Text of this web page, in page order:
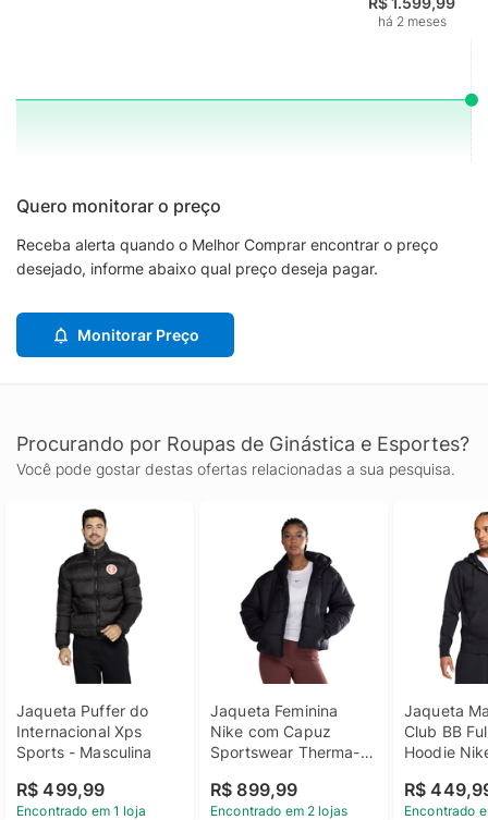
há 2 meses
Quero monitorar o preço
Receba alerta quando o Melhor Comprar encontrar o preço
desejado, informe abaixo qual preço deseja pagar.
Monitorar Preço
Procurando por Roupas de Ginástica e Esportes?
Você pode gostar destas ofertas relacionadas a sua pesquisa.
Jaqueta Puffer do
Internacional Xps
Sports - Masculina
R$ 499,99
Encontrado em 1 loja
Jaqueta Feminina
Nike com Capuz
Sportswear Therma-
R$ 899,99
Encontrado em 2 lojas
Jaqueta
Club BB
Hoodie
R$
Encontrado